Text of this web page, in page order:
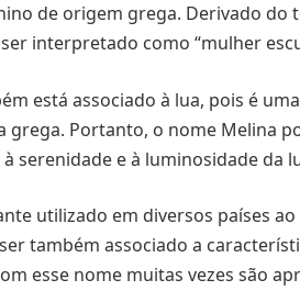
de origem grega. Derivado do
interpretado como “mulher
está associado à lua, pois é
grega. Portanto, o nome Melina
serenidade e à luminosidade da
utilizado em diversos países
também associado a
esse nome muitas vezes são